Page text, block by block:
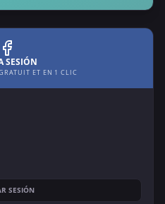
SESIÓN
ET EN 1 CLIC
SESIÓN